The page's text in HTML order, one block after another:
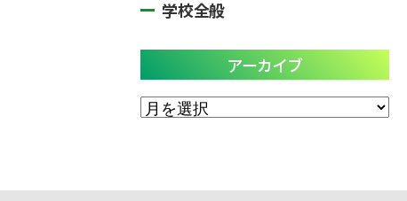
学校全般
アーカイブ
ア
ー
ブ